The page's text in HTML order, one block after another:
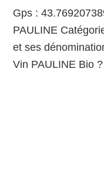
Gps :
PAULINE
et ses
Vin PAULINE Bio